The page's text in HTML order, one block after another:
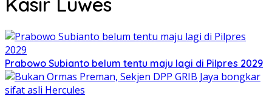
Prabowo Subianto belum tentu maju lagi di Pilpres 2029